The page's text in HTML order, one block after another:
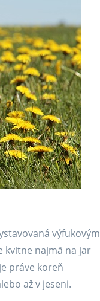
výfukovým
kvitne najmä na jar
práve koreň
až v jeseni.